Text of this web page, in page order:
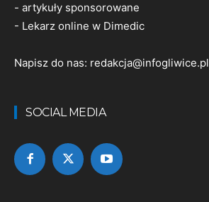
- artykuły sponsorowane
- Lekarz online w Dimedic
Napisz do nas: redakcja@infogliwice.pl
SOCIAL MEDIA